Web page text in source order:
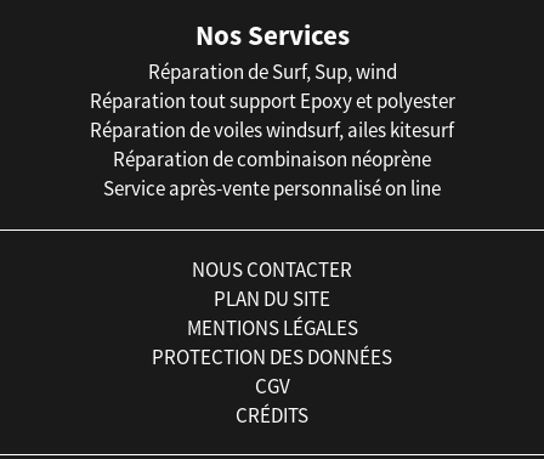
Nos Services
Réparation de Surf, Sup, wind
Réparation tout support Epoxy et polyester
Réparation de voiles windsurf, ailes kitesurf
Réparation de combinaison néoprène
Service après-vente personnalisé on line
NOUS CONTACTER
PLAN DU SITE
MENTIONS LÉGALES
PROTECTION DES DONNÉES
CGV
CRÉDITS